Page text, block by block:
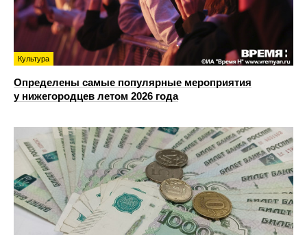
Культура
Определены самые популярные мероприятия
у нижегородцев летом 2026 года